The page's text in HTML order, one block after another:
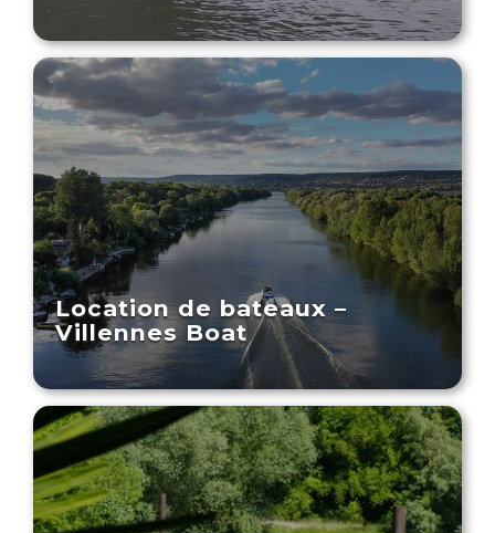
Location de bateaux –
Villennes Boat